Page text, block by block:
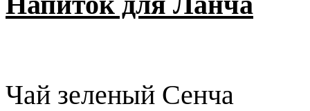
Чай зеленый Сенча